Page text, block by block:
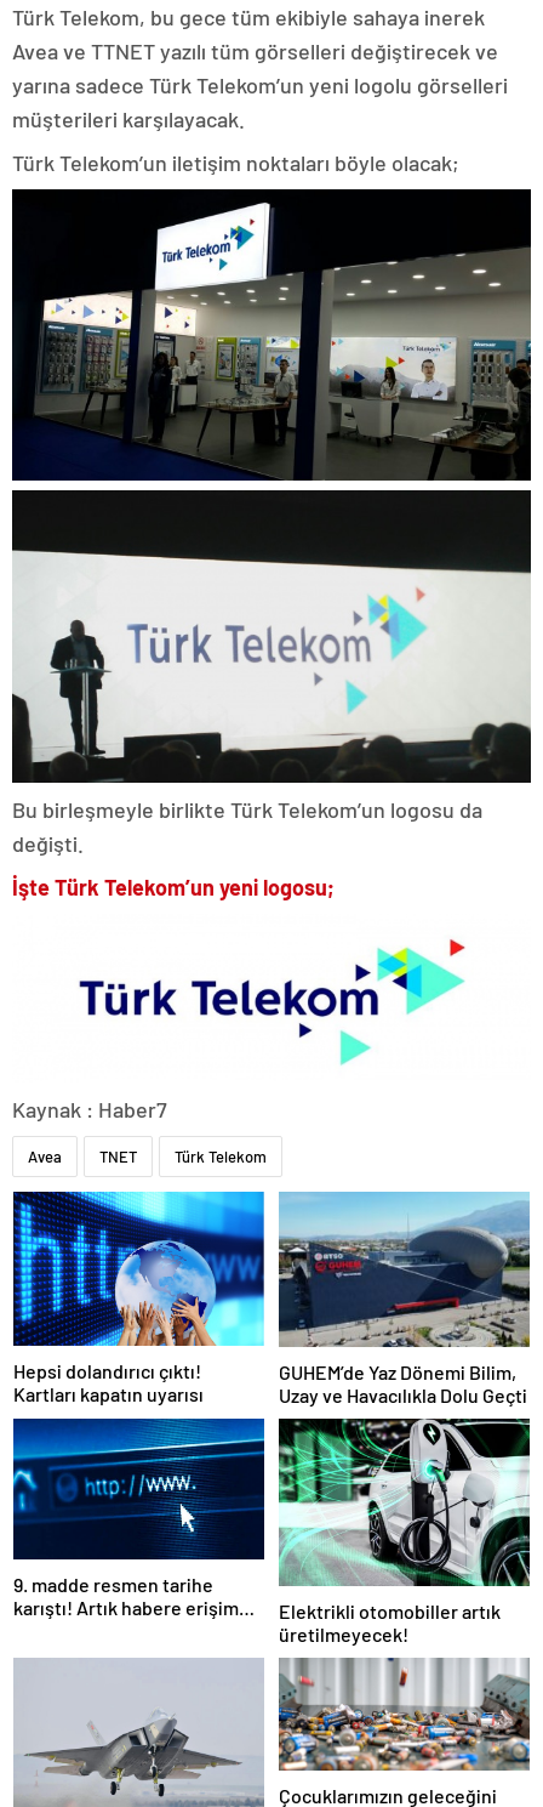
Türk Telekom, bu gece tüm ekibiyle sahaya inerek
Avea ve TTNET yazılı tüm görselleri değiştirecek ve
yarına sadece Türk Telekom’un yeni logolu görselleri
müşterileri karşılayacak.
Türk Telekom’un iletişim noktaları böyle olacak;
Bu birleşmeyle birlikte Türk Telekom’un logosu da
değişti.
İşte Türk Telekom’un yeni logosu;
Kaynak : Haber7
Avea TNET Türk Telekom
Hepsi dolandırıcı çıktı!
Kartları kapatın uyarısı
GUHEM’de Yaz Dönemi Bilim,
Uzay ve Havacılıkla Dolu Geçti
9. madde resmen tarihe
karıştı! Artık habere erişim
Elektrikli otomobiller artık
üretilmeyecek!
Çocuklarımızın geleceğini